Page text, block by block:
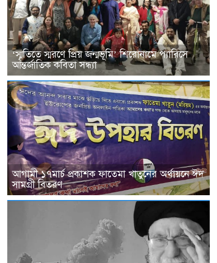
‘স্মৃতিতে স্মরণে প্রিয় জন্মভূমি’ শিরোনামে প্যারিসে
আন্তর্জাতিক কবিতা সন্ধ্যা
আগামী ১৭মার্চ প্রকাশক ফাতেমা খাতুনের অর্থায়নে ঈদ
সামগ্রী বিতরণ